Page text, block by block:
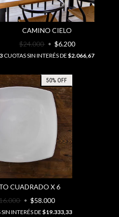
CAMINO CIELO
$24.000
$6.200
3CUOTAS SIN INTERÉS DE $2.066,67
50% OFF
CUADRADO X 6
$58.000
INTERÉS DE $19.333,33